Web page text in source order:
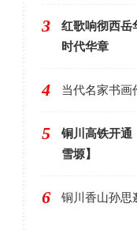
3
红歌响彻西岳
时代华章
4 当代名家书画
5
铜川高铁开通
雪塬】
6 铜川香山孙思